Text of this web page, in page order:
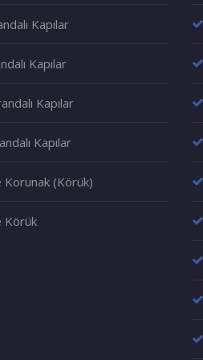
Kapılar
Kapılar
Kapılar
Kapılar
(Körük)
Körük